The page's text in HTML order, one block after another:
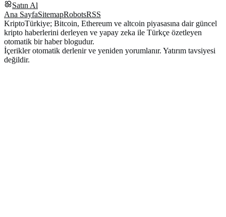
Satın Al
Ana SayfaSitemapRobotsRSS
KriptoTürkiye; Bitcoin, Ethereum ve altcoin piyasasına dair güncel
kripto haberlerini derleyen ve yapay zeka ile Türkçe özetleyen
otomatik bir haber blogudur.
İçerikler otomatik derlenir ve yeniden yorumlanır. Yatırım tavsiyesi
değildir.